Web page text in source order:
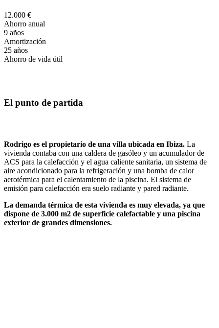
12.000 €
Ahorro anual
9 años
Amortización
25 años
Ahorro de vida útil
El punto de partida
Rodrigo es el propietario de una villa ubicada en Ibiza. La
vivienda contaba con una caldera de gasóleo y un acumulador de
ACS para la calefacción y el agua caliente sanitaria, un sistema de
aire acondicionado para la refrigeración y una bomba de calor
aerotérmica para el calentamiento de la piscina. El sistema de
emisión para calefacción era suelo radiante y pared radiante.
La demanda térmica de esta vivienda es muy elevada, ya que
dispone de 3.000 m2 de superficie calefactable y una piscina
exterior de grandes dimensiones.